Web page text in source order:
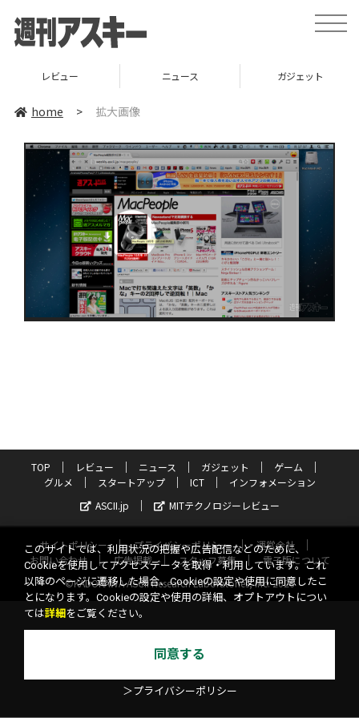
toggle
レビュー ニュース ガジェット
home > 拡大画像
TOP レビュー ニュース ガジェット
ゲーム
グルメ
スタートアップ ICT
インフォメーション
ASCII.jp
MITテクノロジーレビュー
サイトポリシー プライバシーポリシー
運営会社
お問い合わせ
広告掲載 スタッフ募集
電子版について
©KADOKAWA ASCII Research Laboratories, Inc. 2026
このサイトでは、利用状況の把握や広告配信などのために、
Cookieを使用してアクセスデータを取得・利用しています。これ
以降のページに遷移した場合、Cookieの設定や使用に同意したこ
とになります。Cookieの設定や使用の詳細、オプトアウトについ
ては詳細 をご覧ください。
同意する
＞プライバシーポリシー